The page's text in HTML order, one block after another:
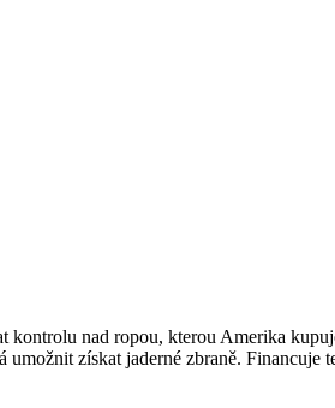
nad ropou, kterou Amerika
získat jaderné zbraně. Financuje